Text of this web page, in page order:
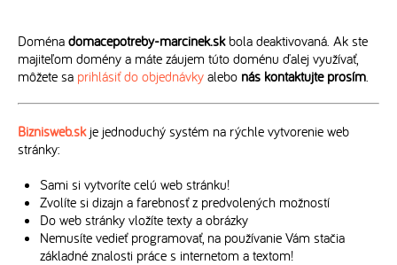
Doména domacepotreby-marcinek.skbola deaktivovaná. Ak ste
majiteľom domény a máte záujem túto doménu ďalej využívať,
môžete sa prihlásiť do objednávky alebo nás kontaktujte prosím.
Biznisweb.skje jednoduchý systém na rýchle vytvorenie web
stránky:
Sami si vytvoríte celú web stránku!
Zvolíte si dizajn a farebnosť z predvolených možností
Do web stránky vložíte texty a obrázky
Nemusíte vedieť programovať, na používanie Vám stačia
základné znalosti práce s internetom a textom!